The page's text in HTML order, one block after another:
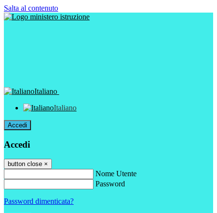
Salta al contenuto
Italiano
Italiano
Accedi
Accedi
button close ×
Nome Utente
Password
Password dimenticata?